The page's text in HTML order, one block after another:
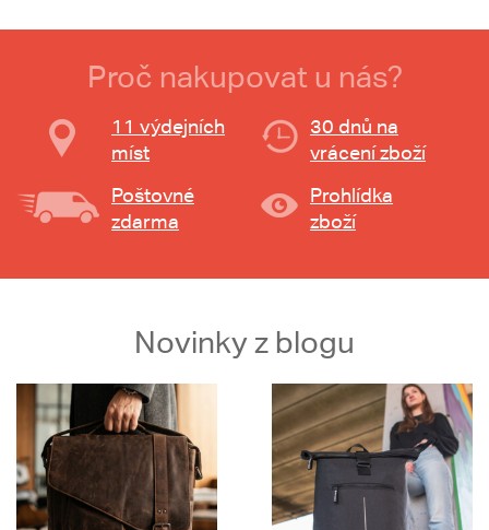
Proč nakupovat u nás?
11 výdejních
míst
30 dnů na
vrácení zboží
Poštovné
zdarma
Prohlídka
zboží
Novinky z blogu